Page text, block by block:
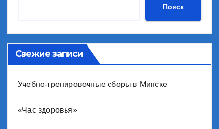
Поиск
Свежие записи
Учебно-тренировочные сборы в Минске
«Час здоровья»